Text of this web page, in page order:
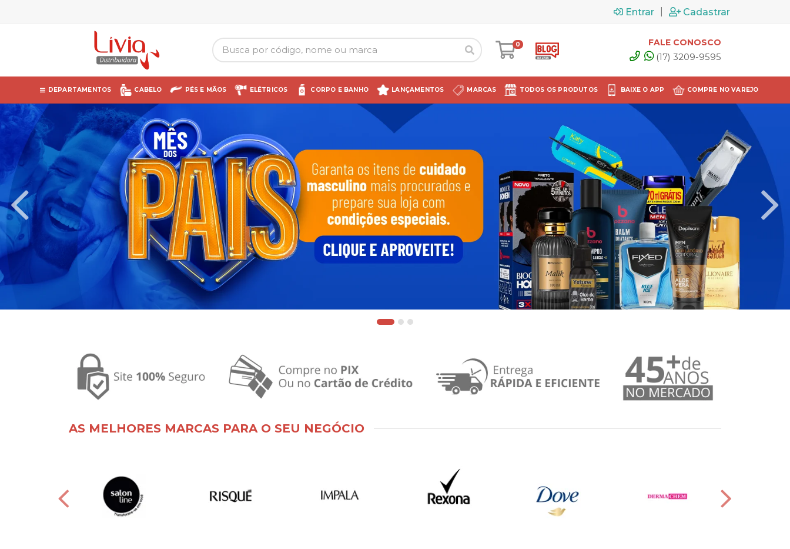
Entrar Cadastrar
0 FALE CONOSCO
(17) 3209-9595
DEPARTAMENTOS CABELO PÉS E MÃOS ELÉTRICOS CORPO E BANHO LANÇAMENTOS MARCAS TODOS OS PRODUTOS BAIXE O APP COMPRE NO VAREJO
AS MELHORES MARCAS PARA O SEU NEGÓCIO